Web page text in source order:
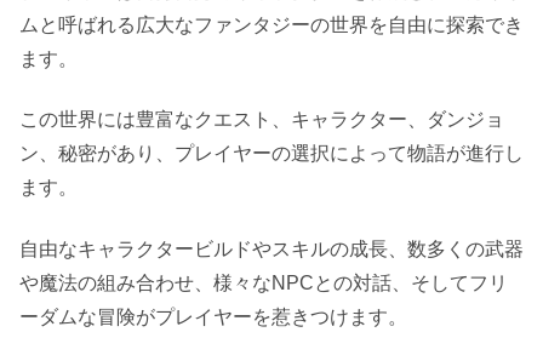
ムと呼ばれる広大なファンタジーの世界を自由に探索でき
ます。
この世界には豊富なクエスト、キャラクター、ダンジョ
ン、秘密があり、プレイヤーの選択によって物語が進行し
ます。
自由なキャラクタービルドやスキルの成長、数多くの武器
や魔法の組み合わせ、様々なNPCとの対話、そしてフリ
ーダムな冒険がプレイヤーを惹きつけます。